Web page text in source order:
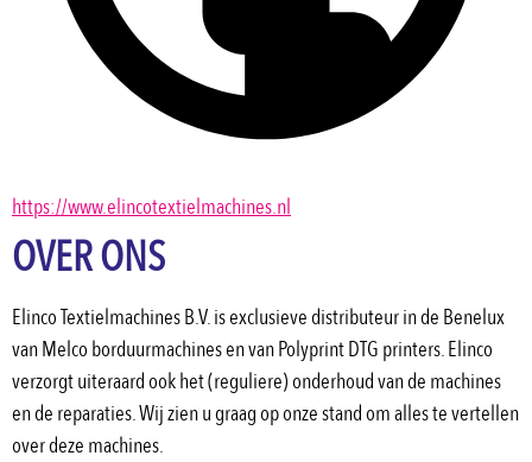
https://www.elincotextielmachines.nl
OVER ONS
Elinco Textielmachines B.V. is exclusieve distributeur in de Benelux
van Melco borduurmachines en van Polyprint DTG printers. Elinco
verzorgt uiteraard ook het (reguliere) onderhoud van de machines
en de reparaties. Wij zien u graag op onze stand om alles te vertellen
over deze machines.